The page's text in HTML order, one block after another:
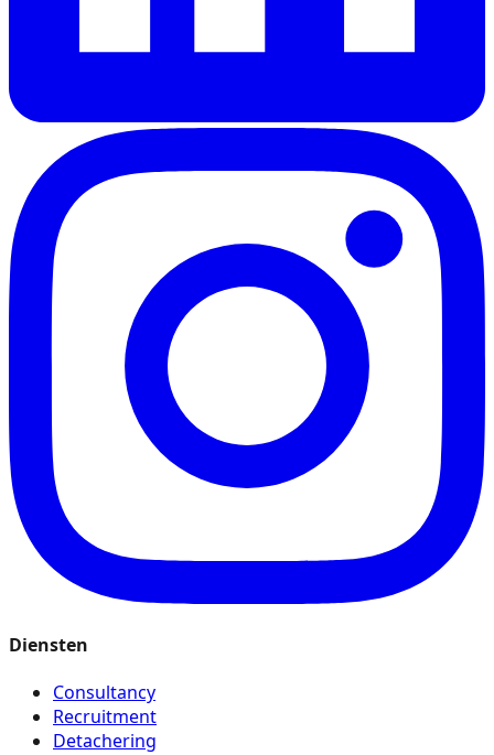
Diensten
Consultancy
Recruitment
Detachering